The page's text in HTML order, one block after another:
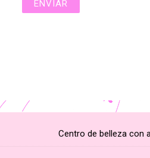
Centro de belleza con